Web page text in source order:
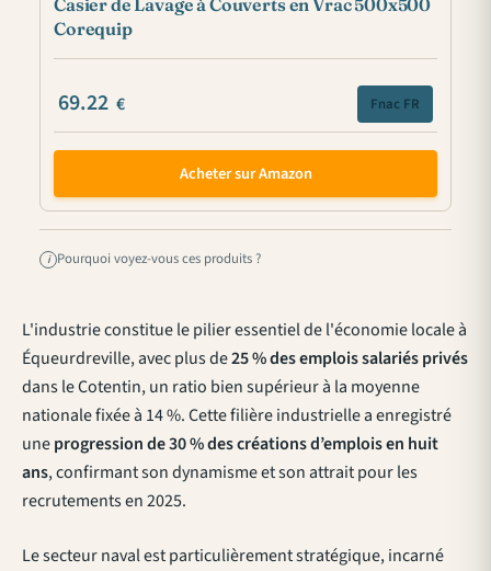
Casier de Lavage à Couverts en Vrac 500x500
Corequip
69.22 € Fnac FR
Acheter sur Amazon
i Pourquoi voyez-vous ces produits ?
L'industrie constitue le pilier essentiel de l'économie locale à
Équeurdreville, avec plus de25 % des emplois salariés privés
dans le Cotentin, un ratio bien supérieur à la moyenne
nationale fixée à 14 %. Cette filière industrielle a enregistré
uneprogression de 30 % des créations d’emplois en huit
ans, confirmant son dynamisme et son attrait pour les
recrutements en 2025.
Le secteur naval est particulièrement stratégique, incarné